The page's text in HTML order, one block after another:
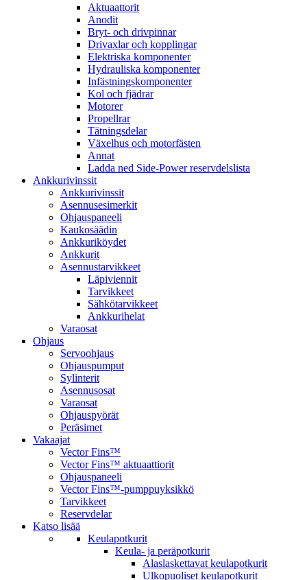
Aktuaattorit
Anodit
Bryt- och drivpinnar
Drivaxlar och kopplingar
Elektriska komponenter
Hydrauliska komponenter
Infästningskomponenter
Kol och fjädrar
Motorer
Propellrar
Tätningsdelar
Växelhus och motorfästen
Annat
Ladda ned Side-Power reservdelslista
Ankkurivinssit
Ankkurivinssit
Asennusesimerkit
Ohjauspaneeli
Kaukosäädin
Ankkuriköydet
Ankkurit
Asennustarvikkeet
Läpiviennit
Tarvikkeet
Sähkötarvikkeet
Ankkurihelat
Varaosat
Ohjaus
Servoohjaus
Ohjauspumput
Sylinterit
Asennusosat
Varaosat
Ohjauspyörät
Peräsimet
Vakaajat
Vector Fins™
Vector Fins™ aktuaattiorit
Ohjauspaneeli
Vector Fins™-pumppuyksikkö
Tarvikkeet
Reservdelar
Katso lisää
Keulapotkurit
Keula- ja peräpotkurit
Alaslaskettavat keulapotkurit
Ulkopuoliset keulapotkurit